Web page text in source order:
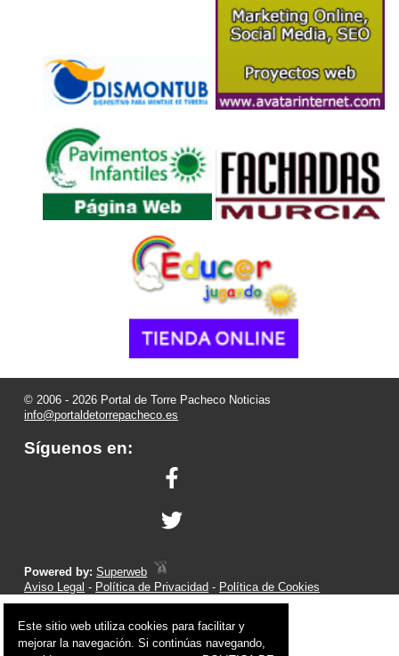
© 2006 - 2026 Portal de Torre Pacheco Noticias
info@portaldetorrepacheco.es
Síguenos en:
Powered by:Superweb
Aviso Legal - Política de Privacidad - Política de Cookies
Este sitio web utiliza cookies para facilitar y
mejorar la navegación. Si continúas navegando,